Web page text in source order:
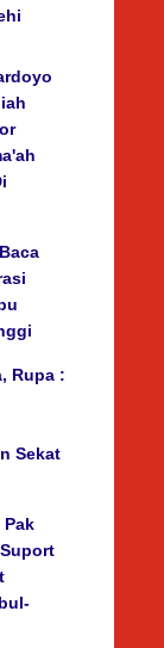
Rupa :
Sekat
Pak